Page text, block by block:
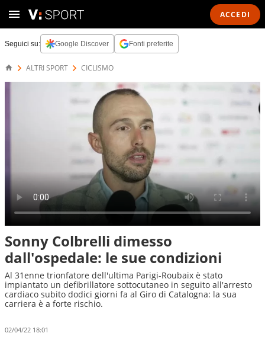
ACCEDI
Seguici su: Google Discover Fonti preferite
ALTRI SPORT CICLISMO
Sonny Colbrelli dimesso
dall'ospedale: le sue condizioni
Al 31enne trionfatore dell'ultima Parigi-Roubaix è stato
impiantato un defibrillatore sottocutaneo in seguito all'arresto
cardiaco subito dodici giorni fa al Giro di Catalogna: la sua
carriera è a forte rischio.
02/04/22 18:01